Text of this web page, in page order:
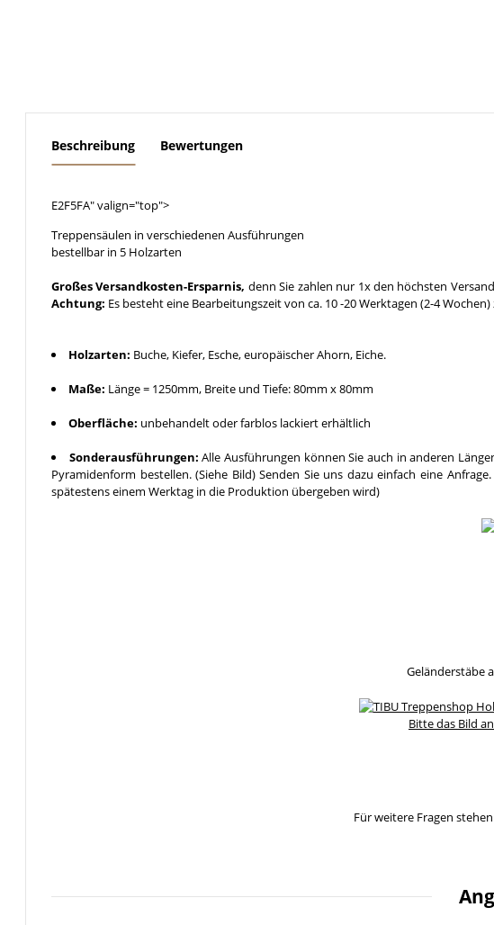
Beschreibung Bewertungen
E2F5FA" valign="top">
Treppensäulen in verschiedenen Ausführungen
bestellbar in 5 Holzarten
Großes Versandkosten-Ersparnis, denn Sie zahlen nur 1x den höchsten
Achtung: Es besteht eine Bearbeitungszeit von ca. 10 -20 Werktagen (2-4
Holzarten: Buche, Kiefer, Esche, europäischer Ahorn, Eiche.
Maße: Länge = 1250mm, Breite und Tiefe: 80mm x 80mm
Oberfläche: unbehandelt oder farblos lackiert erhältlich
Sonderausführungen: Alle Ausführungen können Sie auch in anderen
Pyramidenform bestellen. (Siehe Bild) Senden Sie uns dazu einfach eine
spätestens einem Werktag in die Produktion übergeben wird)
Geländerstäbe
Bitte das Bild
Für weitere Fragen